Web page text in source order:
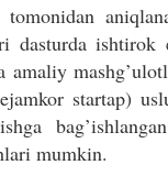
tomonidan
dasturda
​​amaliy
startap)
mumkin.